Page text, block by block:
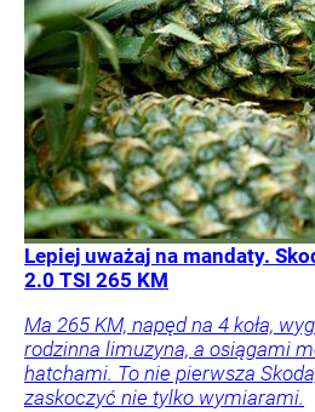
Lepiej uważaj na mandaty.
2.0 TSI 265 KM
Ma 265 KM, napęd na 4 koła,
rodzinna limuzyna, a osiągami
hatchami. To nie pierwsza
zaskoczyć nie tylko wymiarami.